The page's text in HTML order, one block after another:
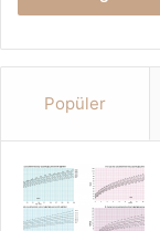
Popüler